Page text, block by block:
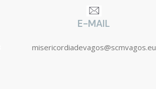
E-MAIL
misericordiadevagos@scmvagos.eu